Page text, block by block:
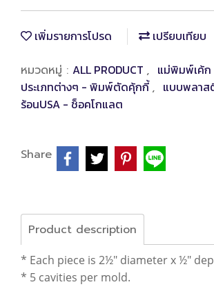
เพิ่มรายการโปรด เปรียบเทียบ
หมวดหมู่ : ALL PRODUCT , แม่พิมพ์เค้
ประเภทต่างๆ - พิมพ์ตัดคุ้กกี้, แบบพลาส
ร้อนUSA - ช็อคโกแลต
Share
Product description
* Each piece is 2½" diameter x ½"
* 5 cavities per mold.